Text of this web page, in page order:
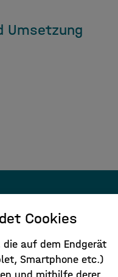
Umsetzung
Newsletter
Cookies
die auf dem Endgerät
Smartphone etc.)